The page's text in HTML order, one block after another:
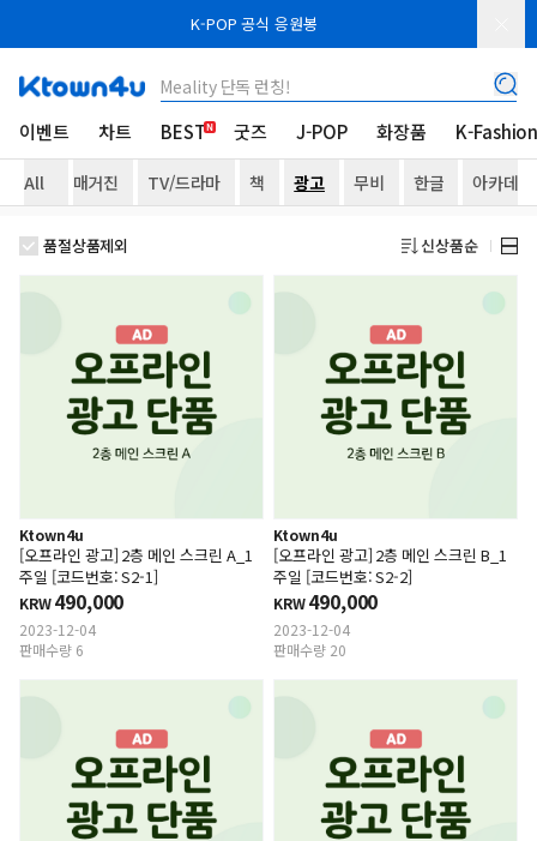
K-POP 공식 응원봉
Meality 단독 런칭!
이벤트 차트 BEST 굿즈 J-POP 화장품 K-
All 매거진 TV/드라마 책 광고 무비 한글 아카데미
품절상품제외 신상품순
Ktown4u
[오프라인 광고] 2층 메인 스크린 A_1
주일 [코드번호: S2-1]
KRW490,000
2023-12-04
판매수량 6
Ktown4u
[오프라인 광고] 2층 메인 스크린 B_1
주일 [코드번호: S2-2]
KRW490,000
2023-12-04
판매수량 20